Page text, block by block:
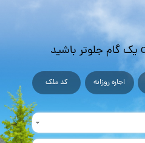
اجاره روزانه کد ملک